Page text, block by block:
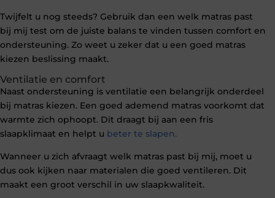
Twijfelt u nog steeds? Gebruik dan een welk matras past
bij mij test om de juiste balans te vinden tussen comfort en
ondersteuning. Zo weet u zeker dat u een goed matras
kiezen beslissing maakt.
Ventilatie en comfort
Naast ondersteuning is ventilatie een belangrijk onderdeel
bij matras kiezen. Een goed ademend matras voorkomt dat
warmte zich ophoopt. Dit draagt bij aan een fris
slaapklimaat en helpt u beter te slapen.
Wanneer u zich afvraagt welk matras past bij mij, moet u
dus ook kijken naar materialen die goed ventileren. Dit
maakt een groot verschil in uw slaapkwaliteit.